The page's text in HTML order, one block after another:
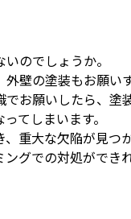
のでしょうか。
壁の塗装もお願い
お願いしたら、塗
てしまいます。
重大な欠陥が見つ
グでの対処ができ